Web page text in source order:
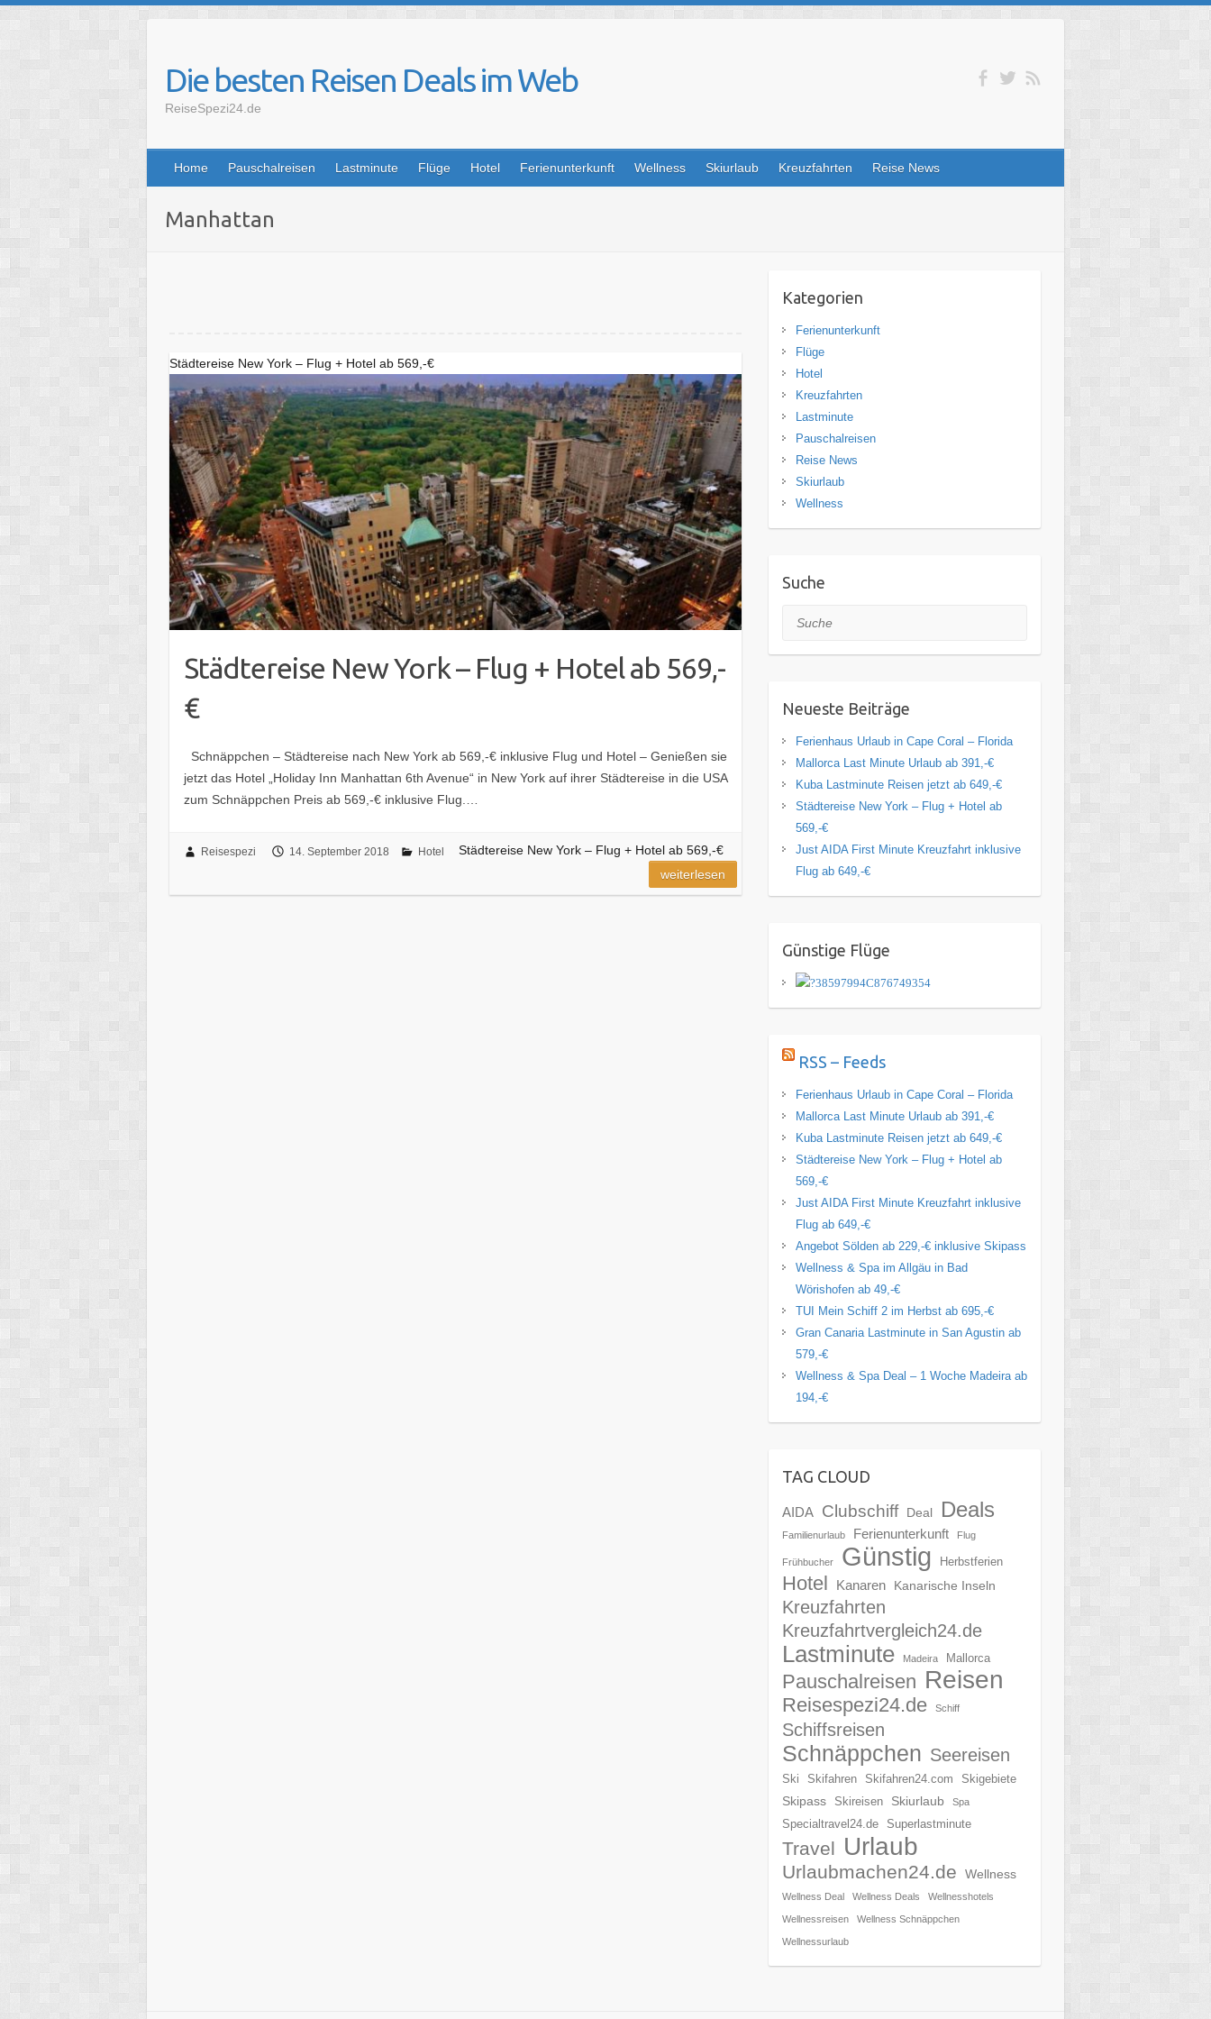
content
Die besten Reisen Deals im Web
ReiseSpezi24.de
Home Pauschalreisen Lastminute Flüge Hotel Ferienunterkunft Wellness Skiurlaub Kreuzfahrten Reise News
Manhattan
Städtereise New York – Flug + Hotel ab 569,-€
Städtereise New York – Flug + Hotel ab 569,-
€
Schnäppchen – Städtereise nach New York ab 569,-€ inklusive Flug und Hotel – Genießen sie
jetzt das Hotel „Holiday Inn Manhattan 6th Avenue“ in New York auf ihrer Städtereise in die USA
zum Schnäppchen Preis ab 569,-€ inklusive Flug.…
Reisespezi 14. September 2018 Hotel
Städtereise New York – Flug + Hotel ab 569,-€
weiterlesen
Kategorien
Ferienunterkunft
Flüge
Hotel
Kreuzfahrten
Lastminute
Pauschalreisen
Reise News
Skiurlaub
Wellness
Suche
Suche
Neueste Beiträge
Ferienhaus Urlaub in Cape Coral – Florida
Mallorca Last Minute Urlaub ab 391,-€
Kuba Lastminute Reisen jetzt ab 649,-€
Städtereise New York – Flug + Hotel ab
569,-€
Just AIDA First Minute Kreuzfahrt inklusive
Flug ab 649,-€
Günstige Flüge
RSS – Feeds
Ferienhaus Urlaub in Cape Coral – Florida
Mallorca Last Minute Urlaub ab 391,-€
Kuba Lastminute Reisen jetzt ab 649,-€
Städtereise New York – Flug + Hotel ab
569,-€
Just AIDA First Minute Kreuzfahrt inklusive
Flug ab 649,-€
Angebot Sölden ab 229,-€ inklusive Skipass
Wellness & Spa im Allgäu in Bad
Wörishofen ab 49,-€
TUI Mein Schiff 2 im Herbst ab 695,-€
Gran Canaria Lastminute in San Agustin ab
579,-€
Wellness & Spa Deal – 1 Woche Madeira ab
194,-€
TAG CLOUD
AIDA Clubschiff Deal Deals
Familienurlaub Ferienunterkunft Flug
Frühbucher Günstig Herbstferien
Hotel Kanaren Kanarische Inseln
Kreuzfahrten
Kreuzfahrtvergleich24.de
Lastminute Madeira Mallorca
Pauschalreisen Reisen
Reisespezi24.de Schiff
Schiffsreisen
Schnäppchen Seereisen
Ski Skifahren Skifahren24.com Skigebiete
Skipass Skireisen Skiurlaub Spa
Specialtravel24.de Superlastminute
Travel Urlaub
Urlaubmachen24.de Wellness
Wellness Deal Wellness Deals Wellnesshotels
Wellnessreisen Wellness Schnäppchen
Wellnessurlaub